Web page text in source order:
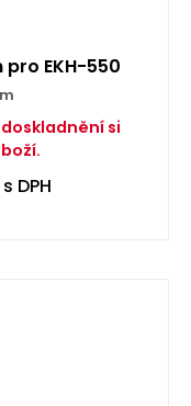
pro EKH-550
si
s DPH